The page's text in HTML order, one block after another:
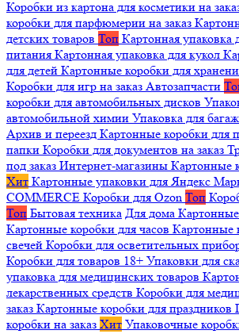
Коробки из картона для косметики на
коробки для парфюмерии на заказ
детских товаров Топ Картонная упаковка
питания Картонная упаковка для кукол
для детей Картонные коробки для
Коробки для игр на заказ Автозапчасти
коробки для автомобильных дисков
автомобильной химии Упаковка для
Архив и переезд Картонные коробки для
папки Коробки для документов на заказ
под заказ Интернет-магазины Картонные
Хит Картонные упаковки для Яндекс
COMMERCE Коробки для Ozon Топ
Топ Бытовая техника Для дома
Картонные коробки для часов Картонные
свечей Коробки для осветительных
Коробки для товаров 18+ Упаковки для
упаковка для медицинских товаров
лекарственных средств Коробки для
заказ Картонные коробки для праздников
коробки на заказ Хит Упаковочные